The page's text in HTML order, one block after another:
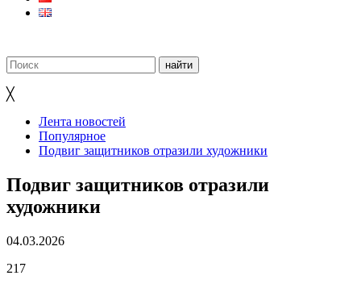
╳
Лента новостей
Популярное
Подвиг защитников отразили художники
Подвиг защитников отразили
художники
04.03.2026
217